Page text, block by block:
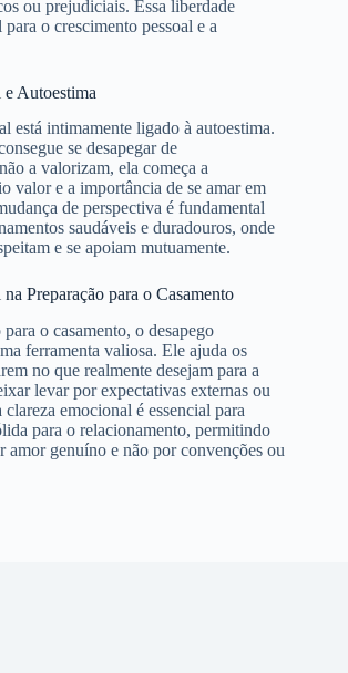
ou prejudiciais. Essa liberdade
o crescimento pessoal e a
Autoestima
está intimamente ligado à autoestima.
se desapegar de
a valorizam, ela começa a
valor e a importância de se amar em
de perspectiva é fundamental
saudáveis e duradouros, onde
e se apoiam mutuamente.
Preparação para o Casamento
o casamento, o desapego
ferramenta valiosa. Ele ajuda os
no que realmente desejam para a
levar por expectativas externas ou
clareza emocional é essencial para
para o relacionamento, permitindo
amor genuíno e não por convenções ou